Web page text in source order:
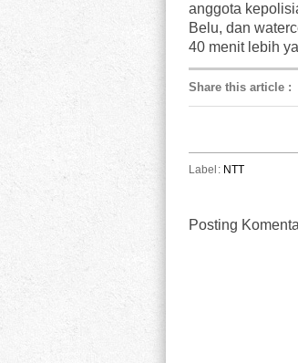
anggota
Belu, dan
40 menit lebih
Share this article :
Label: NTT
Posting